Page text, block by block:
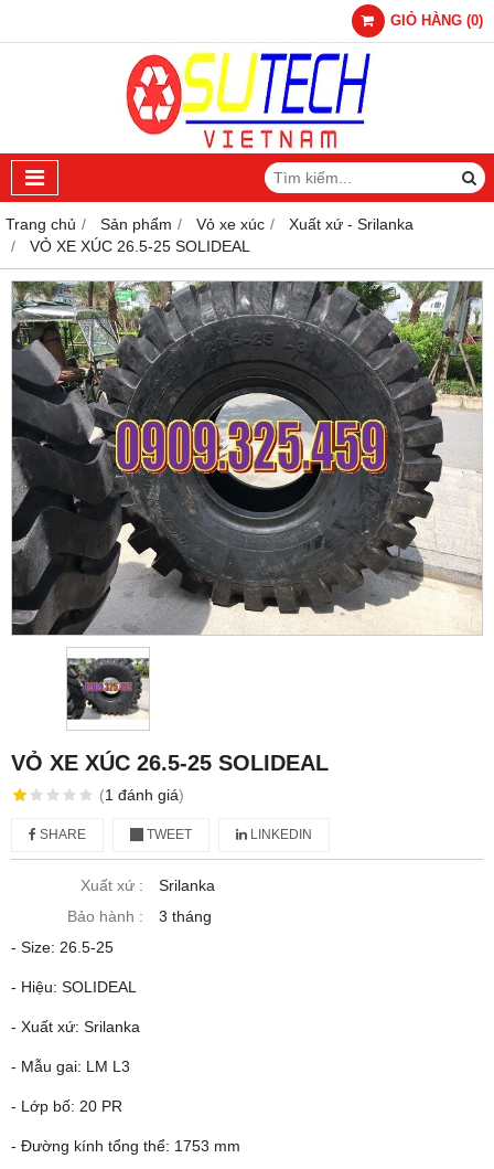
GIỎ HÀNG (0)
Trang chủ Sản phẩm Vỏ xe xúc
Xuất xứ - Srilanka
VỎ XE XÚC 26.5-25 SOLIDEAL
VỎ XE XÚC 26.5-25 SOLIDEAL
(1 đánh giá)
SHARE TWEET LINKEDIN
Xuất xứ :
Srilanka
Bảo hành :
3 tháng
- Size: 26.5-25
- Hiệu: SOLIDEAL
- Xuất xứ: Srilanka
- Mẫu gai: LM L3
- Lớp bố: 20 PR
- Đường kính tổng thể: 1753 mm